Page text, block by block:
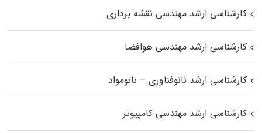
کارشناسی ارشد مهندسی نقشه برداری
کارشناسی ارشد مهندسی هوافضا
کارشناسی ارشد نانوفناوری – نانومواد
کارشناسی ارشد مهندسی کامپیوتر